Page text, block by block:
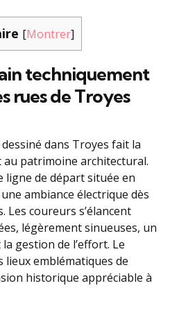
[Montrer]
techniquement
rues de Troyes
dans Troyes fait la
patrimoine architectural.
ligne de départ située en
ambiance électrique dès
Les coureurs s’élancent
légèrement sinueuses, un
gestion de l’effort. Le
lieux emblématiques de
historique appréciable à